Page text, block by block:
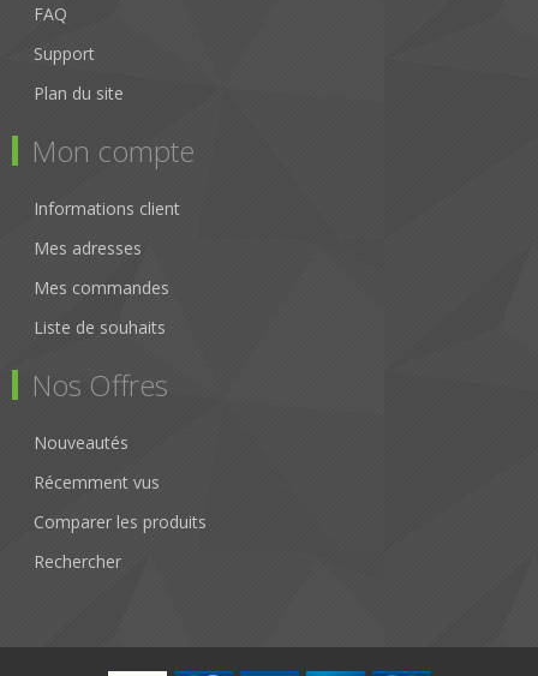
FAQ
Support
Plan du site
Mon compte
Informations client
Mes adresses
Mes commandes
Liste de souhaits
Nos Offres
Nouveautés
Récemment vus
Comparer les produits
Rechercher